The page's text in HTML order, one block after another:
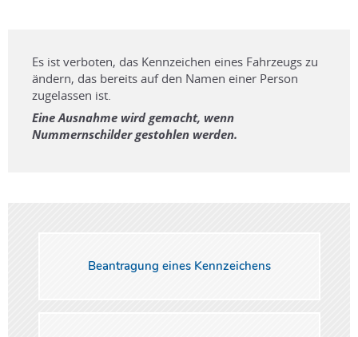
Es ist verboten, das Kennzeichen eines Fahrzeugs zu
ändern, das bereits auf den Namen einer Person
zugelassen ist.
Eine Ausnahme wird gemacht, wenn
Nummernschilder gestohlen werden.
Beantragung eines Kennzeichens